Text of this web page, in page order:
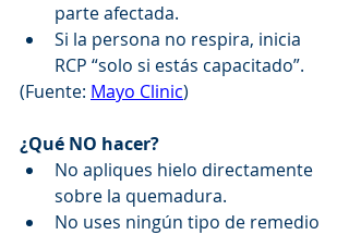
parte afectada.
Si la persona no respira, inicia
RCP “solo si estás capacitado”.
(Fuente: Mayo Clinic)
¿Qué NO hacer?
No apliques hielo directamente
sobre la quemadura.
No uses ningún tipo de remedio